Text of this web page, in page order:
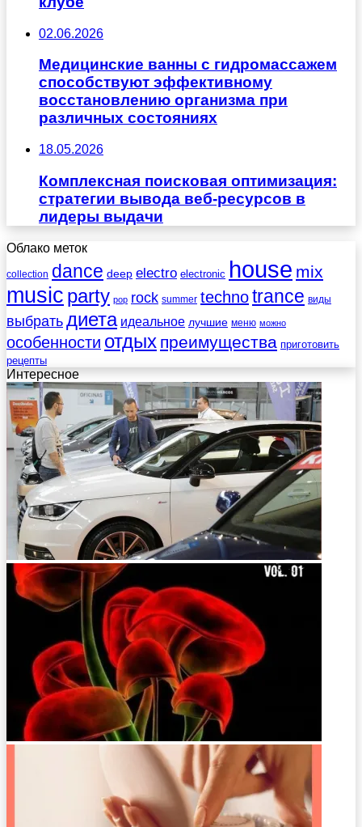
02.06.2026
Медицинские ванны с гидромассажем
способствуют эффективному
восстановлению организма при
различных состояниях
18.05.2026
Комплексная поисковая оптимизация:
стратегии вывода веб-ресурсов в
лидеры выдачи
Облако меток
collection dance deep electro electronic house mix
music party pop rock summer technotrance виды
выбратьдиета идеальное лучшие меню можно
особенности отдых преимущества приготовить
рецепты
Интересное